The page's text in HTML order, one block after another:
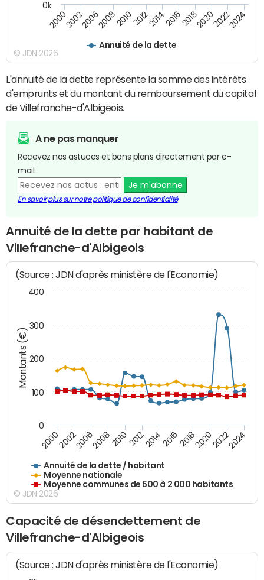
Annuité de la dette
200020022006200820102012201420162018202020222024
0k
© JDN 2026
L'annuité de la dette représente la somme des intérêts
d'emprunts et du montant du remboursement du capital
de Villefranche-d'Albigeois.
A ne pas manquer
Recevez nos astuces et bons plans directement par e-
mail.
Je m'abonne
En savoir plus sur notre politique de confidentialité
Annuité de la dette par habitant de
Villefranche-d'Albigeois
Montants (€)
(Source : JDN d'après ministère de l'Economie)
Annuité de la dette / habitant
Moyenne nationale
Moyenne communes de 500 à 2 000 habitants
200020022006200820102012201420162018202020222024
0
100
200
300
400
© JDN 2026
Capacité de désendettement de
Villefranche-d'Albigeois
(Source : JDN d'après ministère de l'Economie)